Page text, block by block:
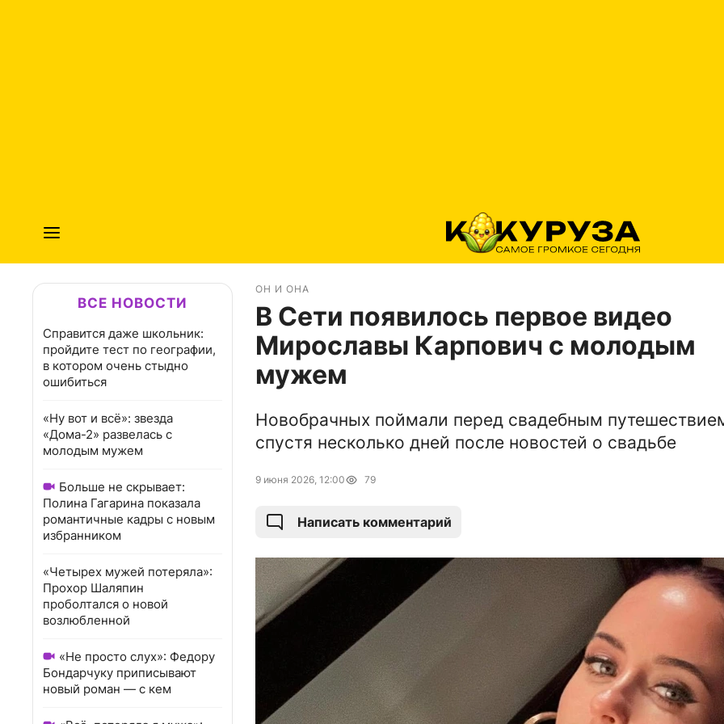
ВСЕ НОВОСТИ
Справится даже школьник:
пройдите тест по географии,
в котором очень стыдно
ошибиться
«Ну вот и всё»: звезда
«Дома-2» развелась с
молодым мужем
Больше не скрывает:
Полина Гагарина показала
романтичные кадры с новым
избранником
«Четырех мужей потеряла»:
Прохор Шаляпин
проболтался о новой
возлюбленной
«Не просто слух»: Федору
Бондарчуку приписывают
новый роман — с кем
ОН И ОНА
В Сети появилось первое видео
Мирославы Карпович с молодым
мужем
Новобрачных поймали перед свадебным
спустя несколько дней после новостей о свадьбе
9 июня 2026, 12:00 79
Написать комментарий